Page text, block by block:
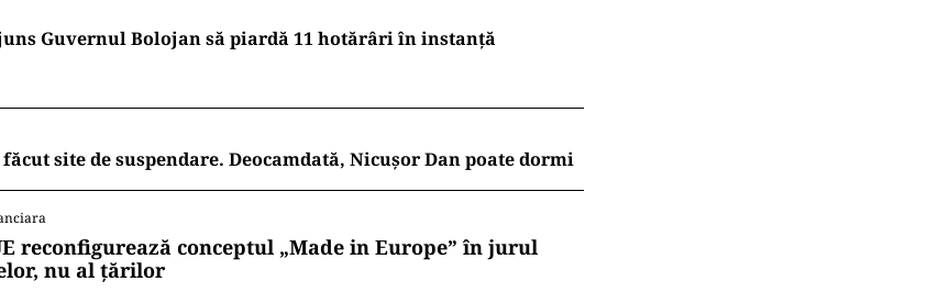
Guvernul Bolojan să piardă 11 hotărâri în instanță
făcut site de suspendare. Deocamdată, Nicușor Dan poate dormi
reconfigurează conceptul „Made in Europe” în jurul
nu al țărilor